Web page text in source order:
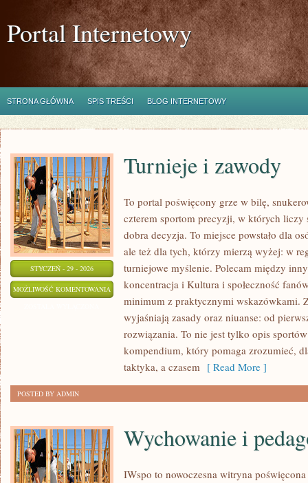
Portal Internetowy
STRONA GŁÓWNA SPIS TREŚCI BLOG INTERNETOWY
STYCZEŃ - 29 - 2026
MOŻLIWOŚĆ KOMENTOWANIA TURNIEJE
ZAWODY
Turnieje i zawody
To portal poświęcony grze w bilę,
czterem sportom precyzji, w których liczy
dobra decyzja. To miejsce powstało dla
ale też dla tych, którzy mierzą wyżej: w
turniejowe myślenie. Polecam między
koncentracja i Kultura i społeczność
minimum z praktycznymi wskazówkami.
wyjaśniają zasady oraz niuanse: od
rozwiązania. To nie jest tylko opis
kompendium, który pomaga zrozumieć,
taktyka, a czasem [ Read More ]
POSTED BY ADMIN
Wychowanie i
IWspo to nowoczesna witryna